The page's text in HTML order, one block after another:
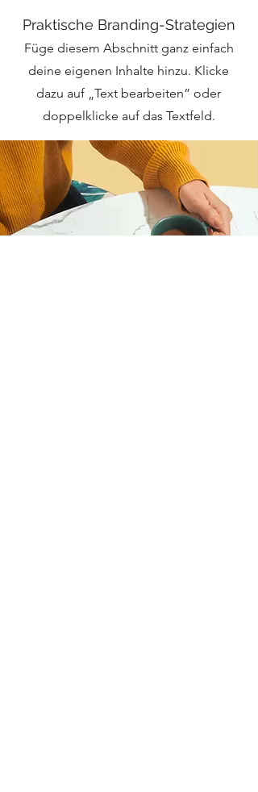
Praktische Branding-Strategien
Füge diesem Abschnitt ganz einfach
deine eigenen Inhalte hinzu. Klicke
dazu auf „Text bearbeiten” oder
doppelklicke auf das Textfeld.